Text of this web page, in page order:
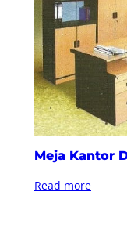
Meja Kantor
Read more